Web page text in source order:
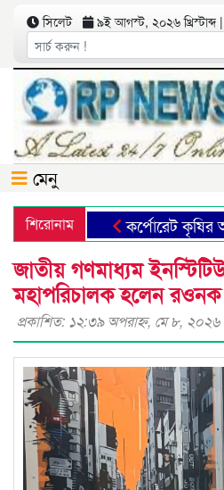
সিলেট ৯ই আগস্ট, ২০২৬ খ্রিস্টাব্দ |
মেনু
শিরোনাম কর্পোরেট কৃষির
জাতীয় গণমাধ্যম
মহাপরিচালক হলেন রওনক
প্রকাশিত: ১২:৩৯ অপরাহ্ণ, মে ৮, ২০২৬